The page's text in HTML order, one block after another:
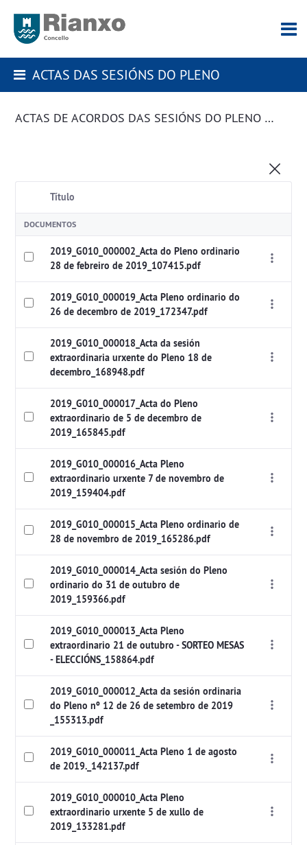
ACTAS DAS SESIÓNS DO PLENO
ACTAS DE ACORDOS DAS SESIÓNS DO PLENO DA CORPORACIÓN
Título
DOCUMENTOS
2019_G010_000002_Acta do Pleno ordinario
28 de febreiro de 2019_107415.pdf
2019_G010_000019_Acta Pleno ordinario do
26 de decembro de 2019_172347.pdf
2019_G010_000018_Acta da sesión
extraordinaria urxente do Pleno 18 de
decembro_168948.pdf
2019_G010_000017_Acta do Pleno
extraordinario de 5 de decembro de
2019_165845.pdf
2019_G010_000016_Acta Pleno
extraordinario urxente 7 de novembro de
2019_159404.pdf
2019_G010_000015_Acta Pleno ordinario de
28 de novembro de 2019_165286.pdf
2019_G010_000014_Acta sesión do Pleno
ordinario do 31 de outubro de
2019_159366.pdf
2019_G010_000013_Acta Pleno
extraordinario 21 de outubro - SORTEO MESAS
- ELECCIÓNS_158864.pdf
2019_G010_000012_Acta da sesión ordinaria
do Pleno nº 12 de 26 de setembro de 2019
_155313.pdf
2019_G010_000011_Acta Pleno 1 de agosto
de 2019._142137.pdf
2019_G010_000010_Acta Pleno
extraordinario urxente 5 de xullo de
2019_133281.pdf